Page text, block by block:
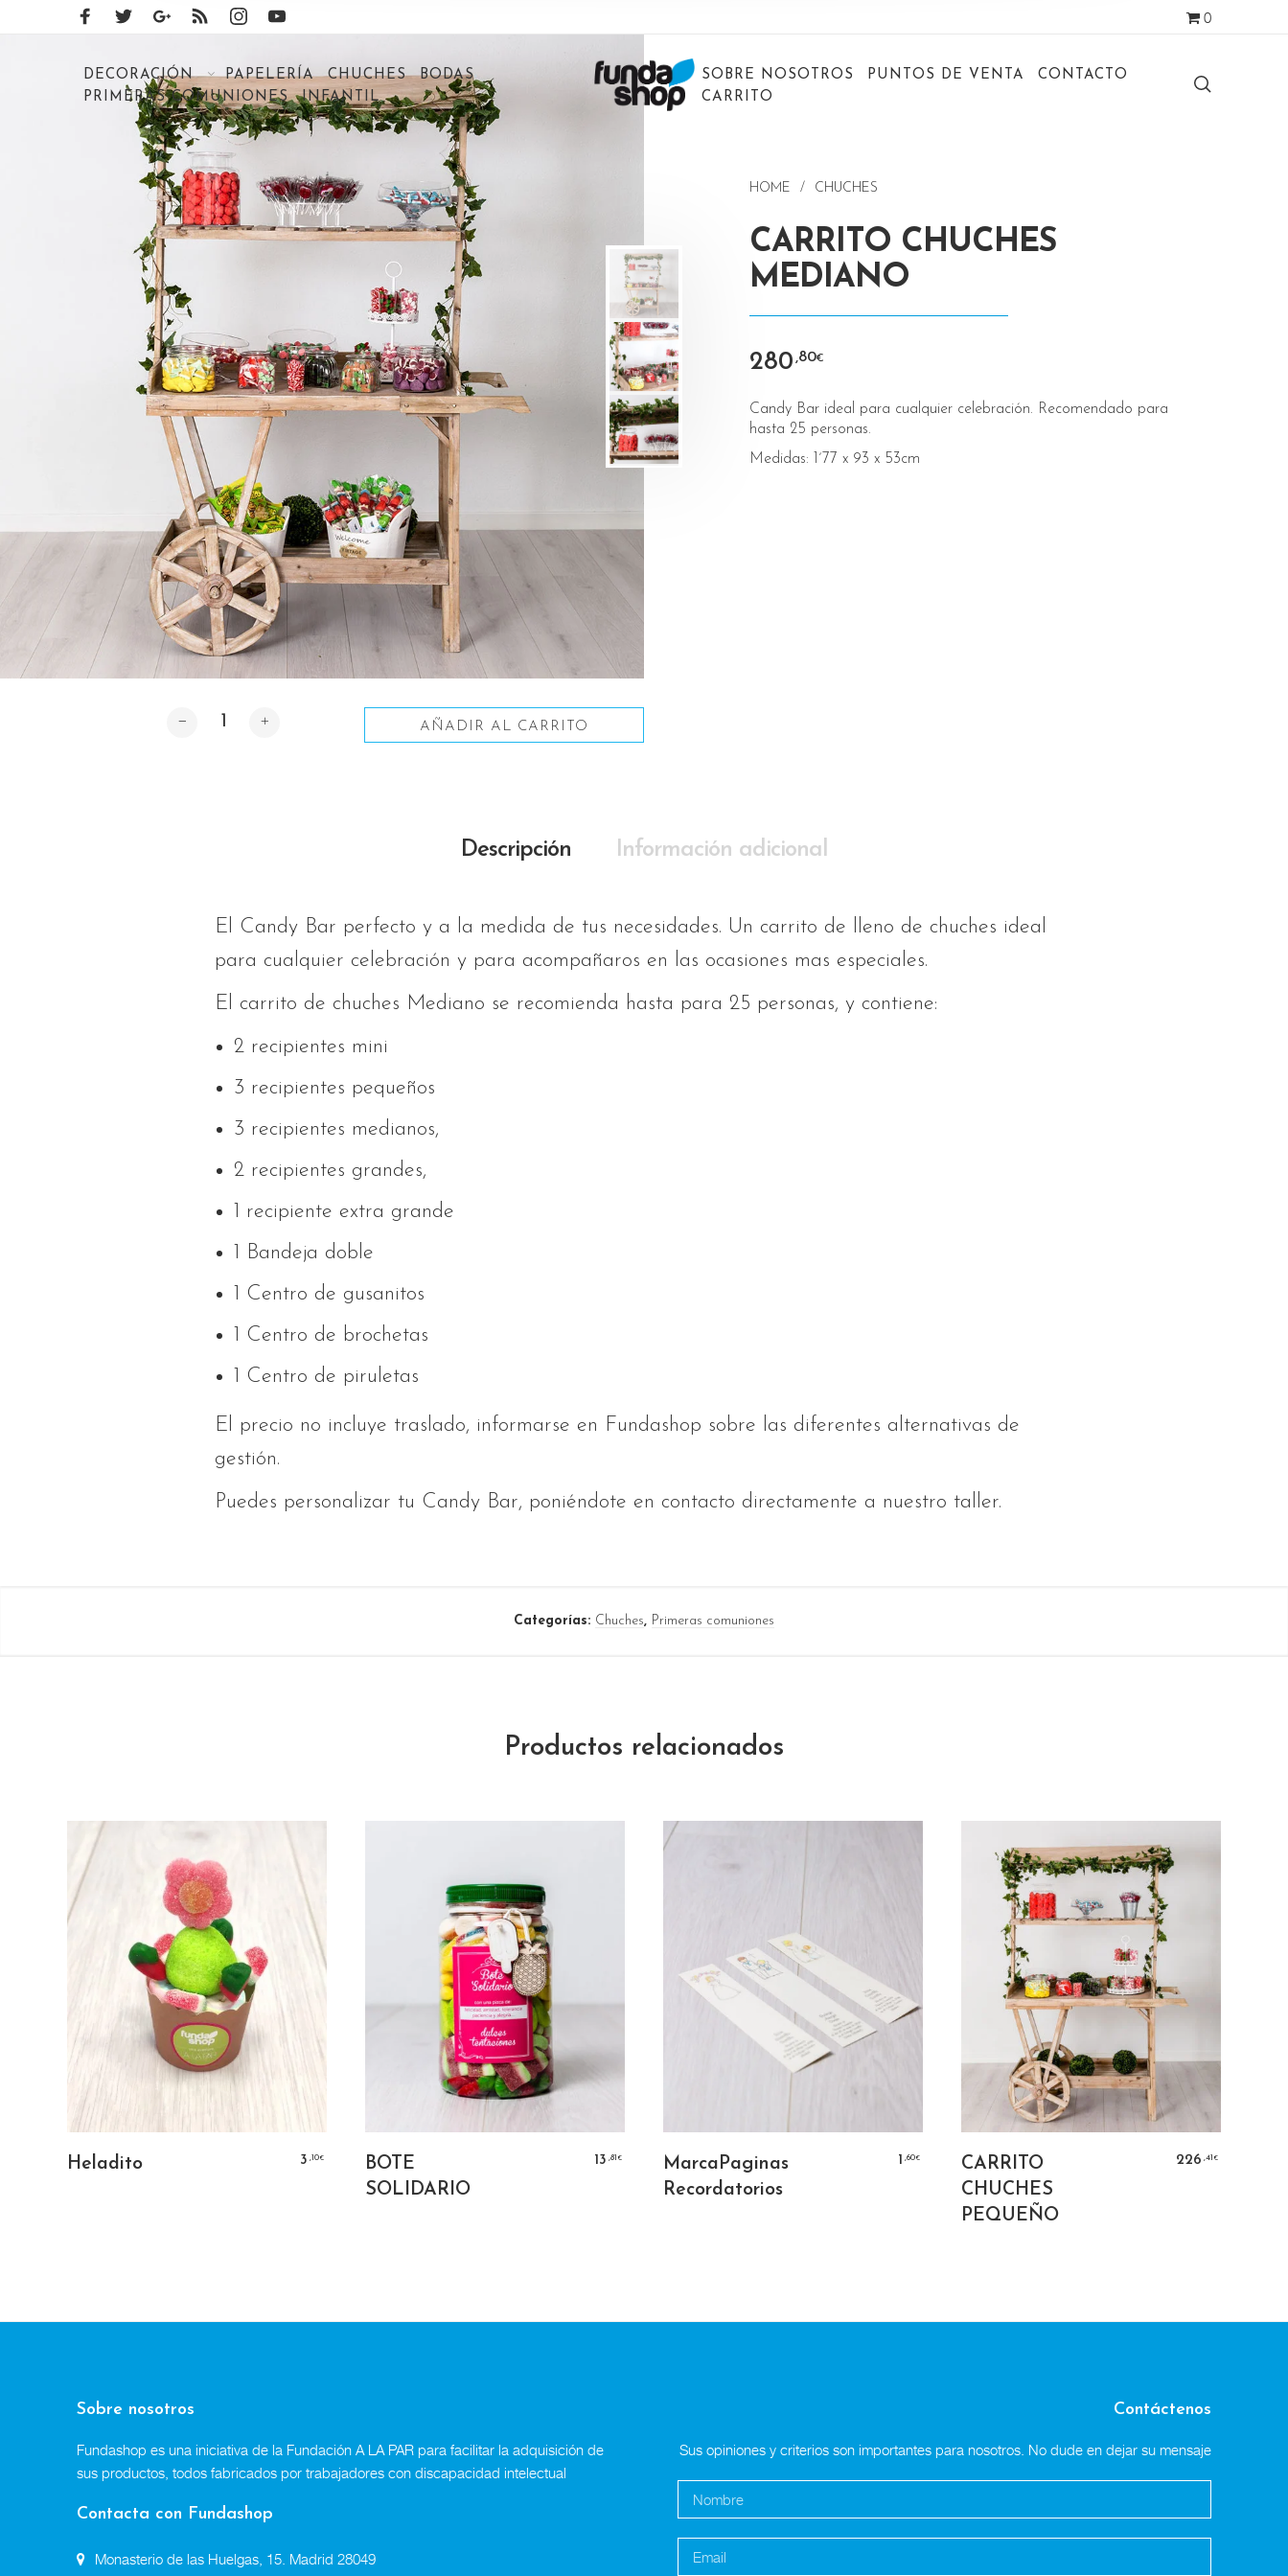
0
DECORACIÓN PAPELERÍA CHUCHES
BODAS
PRIMERAS COMUNIONES
INFANTIL
SOBRE NOSOTROS PUNTOS DE VENTA
CONTACTO
CARRITO
HOME / CHUCHES
CARRITO CHUCHES
MEDIANO
280 ,80€
Candy Bar ideal para cualquier celebración. Recomendado para
hasta 25 personas.
Medidas: 1´77 x 93 x 53cm
AÑADIR AL CARRITO
Descripción Información adicional
El Candy Bar perfecto y a la medida de tus necesidades. Un carrito de lleno de chuches ideal
para cualquier celebración y para acompañaros en las ocasiones mas especiales.
El carrito de chuches Mediano se recomienda hasta para 25 personas, y contiene:
2 recipientes mini
3 recipientes pequeños
3 recipientes medianos,
2 recipientes grandes,
1 recipiente extra grande
1 Bandeja doble
1 Centro de gusanitos
1 Centro de brochetas
1 Centro de piruletas
El precio no incluye traslado, informarse en Fundashop sobre las diferentes alternativas de
gestión.
Puedes personalizar tu Candy Bar, poniéndote en contacto directamente a nuestro taller.
Categorías: Chuches, Primeras comuniones
Productos relacionados
Heladito 3 ,10€
BOTE
SOLIDARIO
13 ,81 € SELECCIONAR OPCIONES
MarcaPaginas
Recordatorios
1 ,60€ AÑADIR AL CARRITO
CARRITO
CHUCHES
PEQUEÑO
226 ,41 €
Sobre nosotros
Fundashop es una iniciativa de la Fundación A LA PAR para facilitar la adquisición de
sus productos, todos fabricados por trabajadores con discapacidad intelectual
Contacta con Fundashop
Monasterio de las Huelgas, 15. Madrid 28049
Contáctenos
Sus opiniones y criterios son importantes para nosotros. No dude en dejar su mensaje